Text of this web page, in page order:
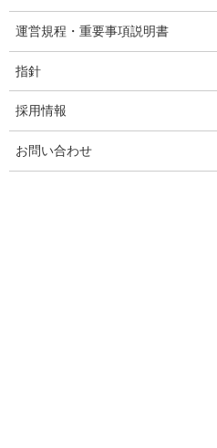
いい感じになってきたぞ♪
運営規程・重要事項説明書
指針
採用情報
お問い合わせ